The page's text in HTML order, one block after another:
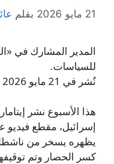
21 مايو 2026 بقلم
المدير المشارك في
للسياسات.
نُشر في 21 مايو 2026
هذا الأسبوع نشر
إسرائيل، مقطع فيديو
يظهره يسخر من
كسر الحصار وتم